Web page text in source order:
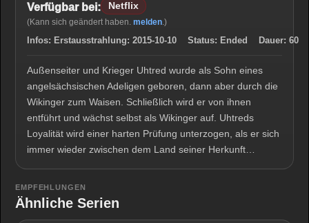
Verfügbar bei: Netflix
(Kann sich geändert haben. melden.)
Infos: Erstausstrahlung: 2015-10-10 Status: Ended Dauer: 60
Außenseiter und Krieger Uhtred wurde als Sohn eines
angelsächsischen Adeligen geboren, dann aber durch die
Wikinger zum Waisen. Schließlich wird er von ihnen
entführt und wächst selbst als Wikinger auf. Uhtreds
Loyalität wird einer harten Prüfung unterzogen, als er sich
immer wieder zwischen dem Land seiner Herkunft…
EMPFEHLUNGEN
Ähnliche Serien